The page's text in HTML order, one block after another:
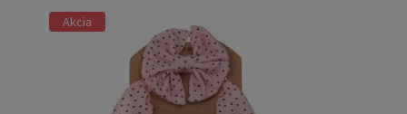
Akcia